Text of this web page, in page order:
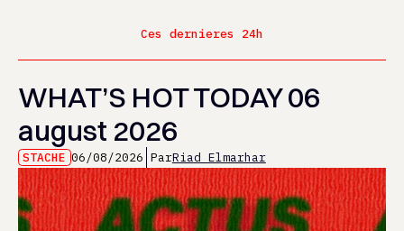
Ces dernieres 24h
WHAT’S HOT TODAY 06
august 2026
STACHE 06/08/2026 ParRiad Elmarhar